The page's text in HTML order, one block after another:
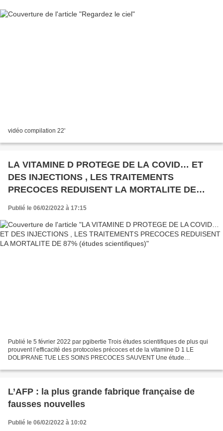
vidéo compilation 22'
LA VITAMINE D PROTEGE DE LA COVID… ET
DES INJECTIONS , LES TRAITEMENTS
PRECOCES REDUISENT LA MORTALITE DE
87% (études scientifiques)
Publié le 06/02/2022 à 17:15
Publié le 5 février 2022 par pgibertie Trois études scientifiques de plus qui
prouvent l’efficacité des protocoles précoces et de la vitamine D 1 LE
DOLIPRANE TUE LES SOINS PRECOCES SAUVENT Une étude
L’AFP : la plus grande fabrique française de
fausses nouvelles
Publié le 06/02/2022 à 10:02